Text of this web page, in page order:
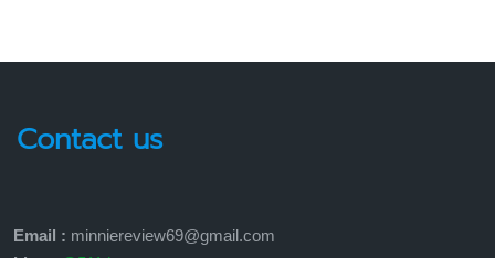
Contact us
Email : minniereview69@gmail.com